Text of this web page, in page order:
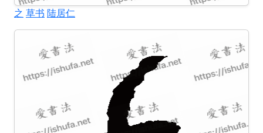
之 草书 陆居仁